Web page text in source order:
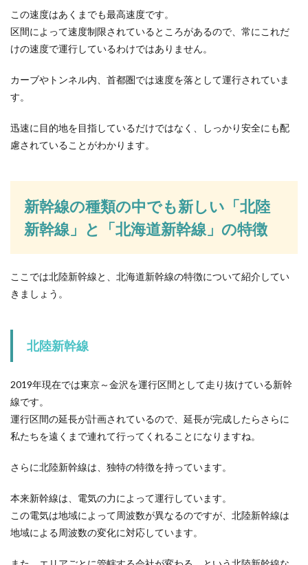
この速度はあくまでも最高速度です。
区間によって速度制限されているところがあるので、常にこれだ
けの速度で運行しているわけではありません。
カーブやトンネル内、首都圏では速度を落として運行されていま
す。
迅速に目的地を目指しているだけではなく、しっかり安全にも配
慮されていることがわかります。
新幹線の種類の中でも新しい「北陸
新幹線」と「北海道新幹線」の特徴
ここでは北陸新幹線と、北海道新幹線の特徴について紹介してい
きましょう。
北陸新幹線
2019年現在では東京～金沢を運行区間として走り抜けている新幹
線です。
運行区間の延長が計画されているので、延長が完成したらさらに
私たちを遠くまで連れて行ってくれることになりますね。
さらに北陸新幹線は、独特の特徴を持っています。
本来新幹線は、電気の力によって運行しています。
この電気は地域によって周波数が異なるのですが、北陸新幹線は
地域による周波数の変化に対応しています。